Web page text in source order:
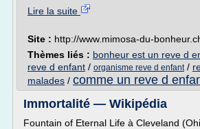
Lire la suite
Site : http://www.mimosa-du-
Thèmes liés : bonheur est un reve d
reve d enfant / organisme reve d enfant/
malades / comme un reve d
Immortalité — Wikipédia
Fountain of Eternal Life à Cleveland